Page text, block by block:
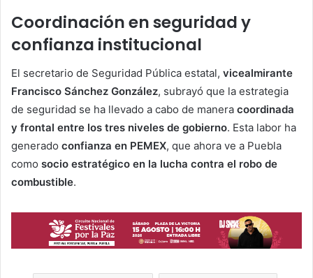
Coordinación en seguridad y
confianza institucional
El secretario de Seguridad Pública estatal, vicealmirante
Francisco Sánchez González, subrayó que la estrategia
de seguridad se ha llevado a cabo de manera coordinada
y frontal entre los tres niveles de gobierno. Esta labor ha
generado confianza en PEMEX, que ahora ve a Puebla
como socio estratégico en la lucha contra el robo de
combustible.